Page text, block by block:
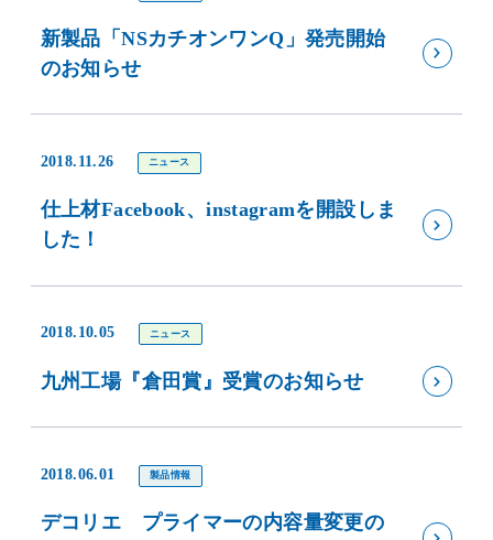
新製品「NSカチオンワンQ」発売開始
のお知らせ
2018.11.26 ニュース
仕上材Facebook、instagramを開設しま
した！
2018.10.05 ニュース
九州工場『倉田賞』受賞のお知らせ
2018.06.01 製品情報
デコリエ プライマーの内容量変更の